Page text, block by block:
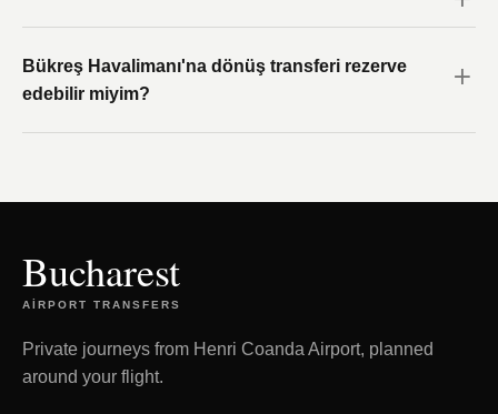
Bükreş Havalimanı'na dönüş transferi rezerve
edebilir miyim?
Bucharest
AIRPORT TRANSFERS
Private journeys from Henri Coanda Airport, planned
around your flight.